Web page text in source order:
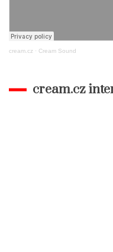
cream.cz · Cream Sound
cream.cz